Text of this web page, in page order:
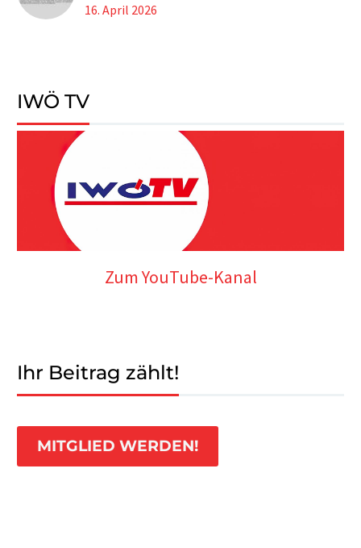
16. April 2026
IWÖ TV
Zum YouTube-Kanal
Ihr Beitrag zählt!
MITGLIED WERDEN!